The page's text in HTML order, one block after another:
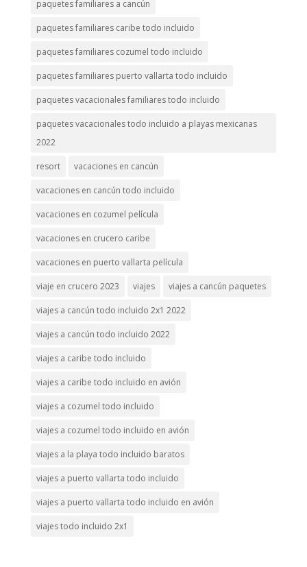
paquetes familiares a cancún
paquetes familiares caribe todo incluido
paquetes familiares cozumel todo incluido
paquetes familiares puerto vallarta todo incluido
paquetes vacacionales familiares todo incluido
paquetes vacacionales todo incluido a playas mexicanas
2022
resort vacaciones en cancún
vacaciones en cancún todo incluido
vacaciones en cozumel película
vacaciones en crucero caribe
vacaciones en puerto vallarta película
viaje en crucero 2023 viajes viajes a cancún paquetes
viajes a cancún todo incluido 2x1 2022
viajes a cancún todo incluido 2022
viajes a caribe todo incluido
viajes a caribe todo incluido en avión
viajes a cozumel todo incluido
viajes a cozumel todo incluido en avión
viajes a la playa todo incluido baratos
viajes a puerto vallarta todo incluido
viajes a puerto vallarta todo incluido en avión
viajes todo incluido 2x1